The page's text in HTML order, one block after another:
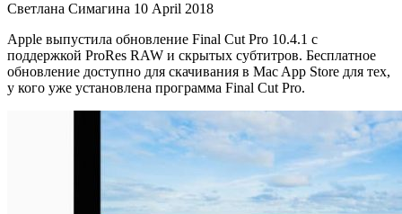
Светлана Симагина 10 April 2018
Apple выпустила обновление Final Cut Pro 10.4.1 с
поддержкой ProRes RAW и скрытых субтитров. Бесплатное
обновление доступно для скачивания в Mac App Store для тех,
у кого уже установлена программа Final Cut Pro.